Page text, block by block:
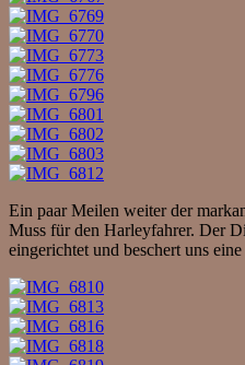
Ein paar Meilen weiter der
Muss für den Harleyfahrer. Der
eingerichtet und beschert uns eine